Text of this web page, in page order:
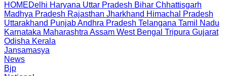
HOMEDelhi Haryana Uttar Pradesh Bihar Chhattisgarh
Madhya Pradesh Rajasthan Jharkhand Himachal Pradesh
Uttarakhand PunjabAndhra Pradesh Telangana Tamil Nadu
Karnataka Maharashtra Assam West Bengal Tripura Gujarat
Odisha Kerala
Jansamasya
News
Bjp